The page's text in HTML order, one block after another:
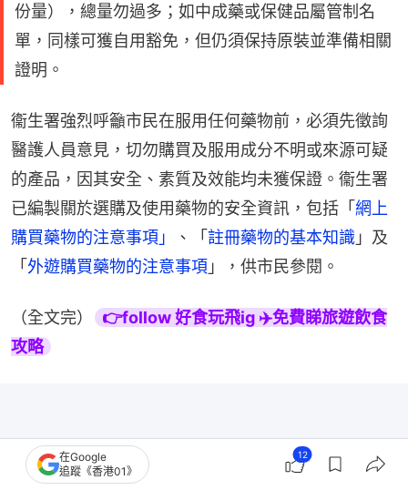
份量），總量勿過多；如中成藥或保健品屬管制名
單，同樣可獲自用豁免，但仍須保持原裝並準備相關
證明。
衞生署強烈呼籲市民在服用任何藥物前，必須先徵詢
醫護人員意見，切勿購買及服用成分不明或來源可疑
的產品，因其安全、素質及效能均未獲保證。衞生署
已編製關於選購及使用藥物的安全資訊，包括「網上
購買藥物的注意事項」
、「註冊藥物的基本知識 」及
「外遊購買藥物的注意事項 」，供市民參閱。
（全文完）
👉follow 好食玩飛ig ✈️免費睇旅遊飲食
攻略
在Google
追蹤《香港01》
12